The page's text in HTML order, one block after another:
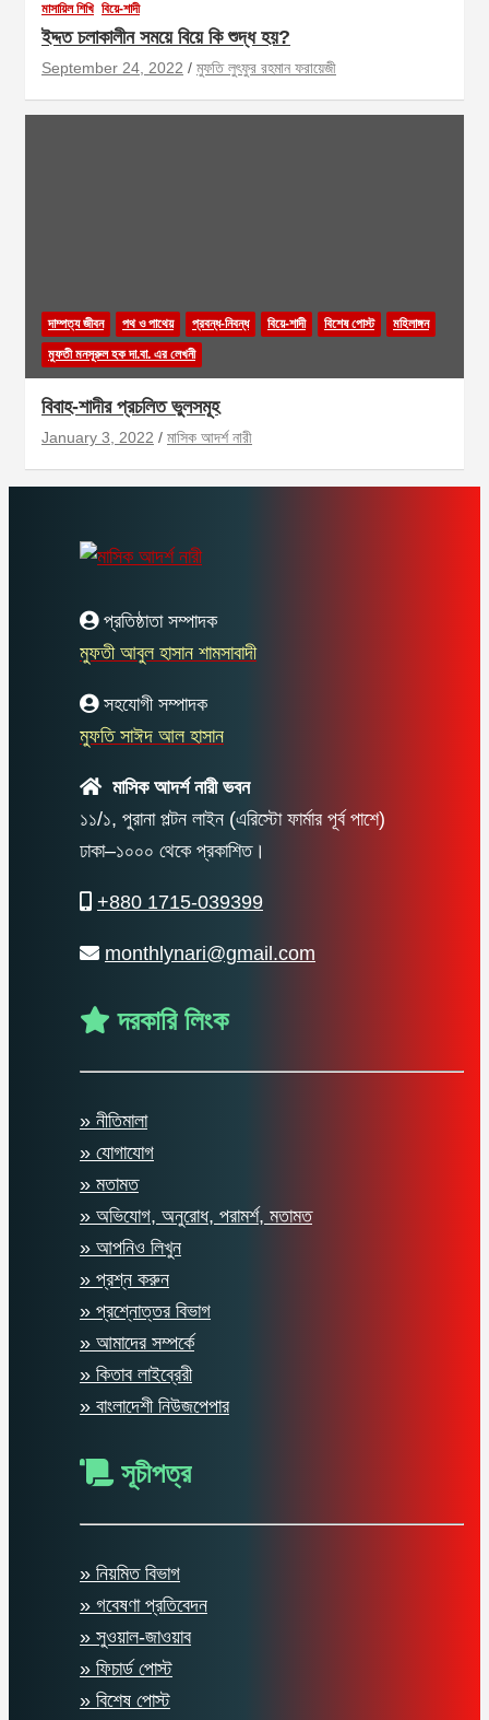
মাসায়িল শিখি বিয়ে-শাদী
ইদ্দত চলাকালীন সময়ে বিয়ে কি শুদ্ধ হয়?
September 24, 2022 মুফতি লুৎফুর রহমান ফরায়েজী
দাম্পত্য জীবন পথ ও পাথেয় প্রবন্ধ-নিবন্ধ বিয়ে-শাদী বিশেষ পোস্ট
মহিলাঙ্গন
মুফতী মনসূরুল হক দা.বা. এর লেখনী
বিবাহ-শাদীর প্রচলিত ভুলসমূহ
January 3, 2022 মাসিক আদর্শ নারী
প্রতিষ্ঠাতা সম্পাদক
মুফতী আবুল হাসান শামসাবাদী
সহযোগী সম্পাদক
মুফতি সাঈদ আল হাসান
মাসিক আদর্শ নারী ভবন
১১/১, পুরানা পল্টন লাইন (এরিস্টো ফার্মার পূর্ব পাশে)
ঢাকা–১০০০ থেকে প্রকাশিত।
+880 1715-039399
monthlynari@gmail.com
দরকারি লিংক
» নীতিমালা
» যোগাযোগ
» মতামত
» অভিযোগ, অনুরোধ, পরামর্শ, মতামত
» আপনিও লিখুন
» প্রশ্ন করুন
» প্রশ্নোত্তর বিভাগ
» আমাদের সম্পর্কে
» কিতাব লাইব্রেরী
» বাংলাদেশী নিউজপেপার
সূচীপত্র
» নিয়মিত বিভাগ
» গবেষণা প্রতিবেদন
» সুওয়াল-জাওয়াব
» ফিচার্ড পোস্ট
» বিশেষ পোস্ট